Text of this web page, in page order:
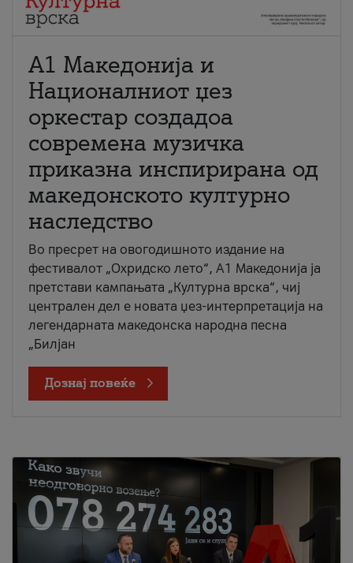
А1 Македонија и
Националниот џез
оркестар создадоа
современа музичка
приказна инспирирана од
македонското културно
наследство
Во пресрет на овогодишното издание на
фестивалот „Охридско лето“, А1 Македонија ја
претстави кампањата „Културна врска“, чиј
централен дел е новата џез-интерпретација на
легендарната македонска народна песна
„Билјан
Дознај повеќе